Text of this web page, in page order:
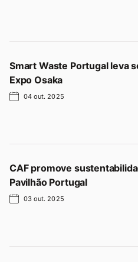
Smart Waste Portugal leva
Expo Osaka
04 out. 2025
CAF promove
Pavilhão Portugal
03 out. 2025